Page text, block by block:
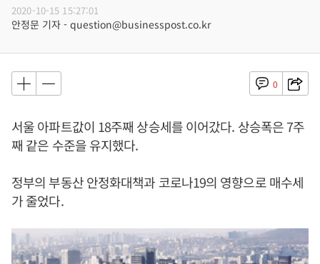
2020-10-15 15:27:01
안정문 기자 - question@businesspost.co.kr
0
서울 아파트값이 18주째 상승세를 이어갔다. 상승폭은 7주
째 같은 수준을 유지했다.
정부의 부동산 안정화대책과 코로나19의 영향으로 매수세
가 줄었다.